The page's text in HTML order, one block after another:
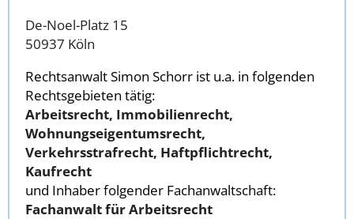
De-Noel-Platz 15
50937 Köln
Rechtsanwalt Simon Schorr ist u.a. in folgenden
Rechtsgebieten tätig:
Arbeitsrecht, Immobilienrecht,
Wohnungseigentumsrecht,
Verkehrsstrafrecht, Haftpflichtrecht,
Kaufrecht
und Inhaber folgender Fachanwaltschaft:
Fachanwalt für Arbeitsrecht